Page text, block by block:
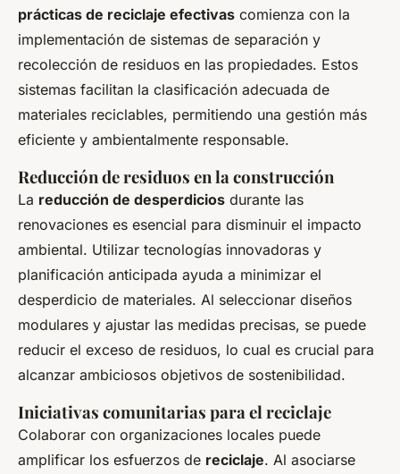
prácticas de reciclaje efectivas comienza con la
implementación de sistemas de separación y
recolección de residuos en las propiedades. Estos
sistemas facilitan la clasificación adecuada de
materiales reciclables, permitiendo una gestión más
eficiente y ambientalmente responsable.
Reducción de residuos en la construcción
La reducción de desperdicios durante las
renovaciones es esencial para disminuir el impacto
ambiental. Utilizar tecnologías innovadoras y
planificación anticipada ayuda a minimizar el
desperdicio de materiales. Al seleccionar diseños
modulares y ajustar las medidas precisas, se puede
reducir el exceso de residuos, lo cual es crucial para
alcanzar ambiciosos objetivos de sostenibilidad.
Iniciativas comunitarias para el reciclaje
Colaborar con organizaciones locales puede
amplificar los esfuerzos de reciclaje. Al asociarse